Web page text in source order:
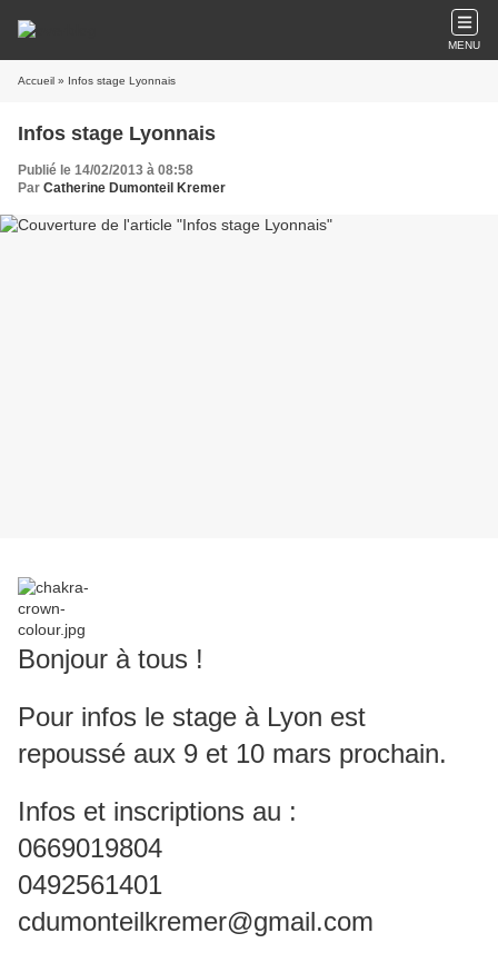
MENU
Accueil » Infos stage Lyonnais
Infos stage Lyonnais
Publié le 14/02/2013 à 08:58
Par Catherine Dumonteil Kremer
Bonjour à tous !
Pour infos le stage à Lyon est
repoussé aux 9 et 10 mars prochain.
Infos et inscriptions au :
0669019804
0492561401
cdumonteilkremer@gmail.com